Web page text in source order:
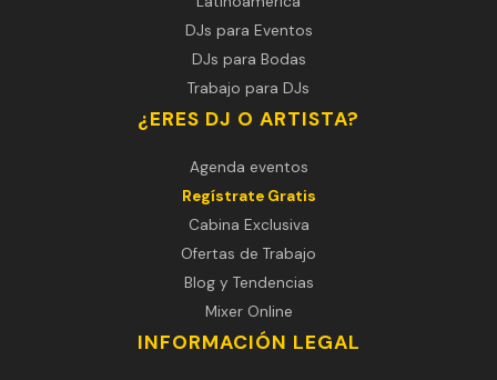
DJs para Eventos
DJs para Bodas
Trabajo para DJs
¿ERES DJ O ARTISTA?
Agenda eventos
Regístrate Gratis
Cabina Exclusiva
Ofertas de Trabajo
Blog y Tendencias
Mixer Online
INFORMACIÓN LEGAL